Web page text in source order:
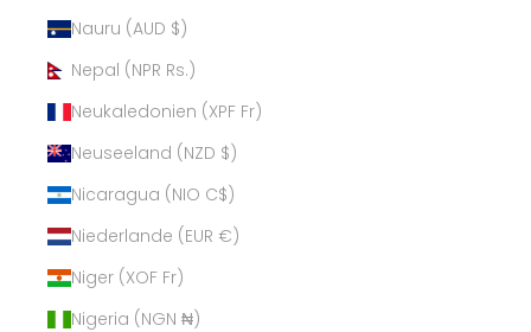
Nauru (AUD $)
Nepal (NPR Rs.)
Neukaledonien (XPF Fr)
Neuseeland (NZD $)
Nicaragua (NIO C$)
Niederlande (EUR €)
Niger (XOF Fr)
Nigeria (NGN ₦)